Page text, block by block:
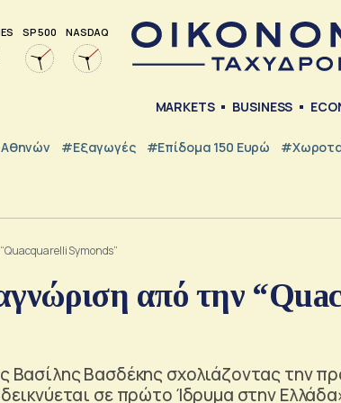
SP 500 NASDAQ
MARKETS BUSINESS
#εξαγωγές #Επίδομα 150 Ευρώ
Symonds”
από την
Βασδέκης σχολιάζοντας την
σε πρώτο Ίδρυμα στην